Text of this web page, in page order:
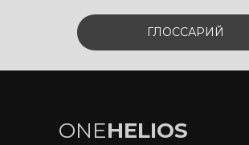
ГЛОССАРИЙ
ONEHELIOS